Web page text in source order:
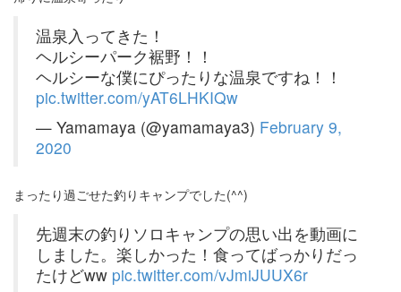
温泉入ってきた！
ヘルシーパーク裾野！！
ヘルシーな僕にぴったりな温泉ですね！！
pic.twitter.com/yAT6LHKIQw
— Yamamaya (@yamamaya3) February 9,
2020
まったり過ごせた釣りキャンプでした(^^)
先週末の釣りソロキャンプの思い出を動画に
しました。楽しかった！食ってばっかりだっ
たけどww pic.twitter.com/vJmiJUUX6r